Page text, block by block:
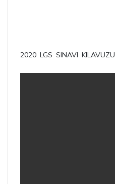
2020 LGS SINAVI KILAVUZU